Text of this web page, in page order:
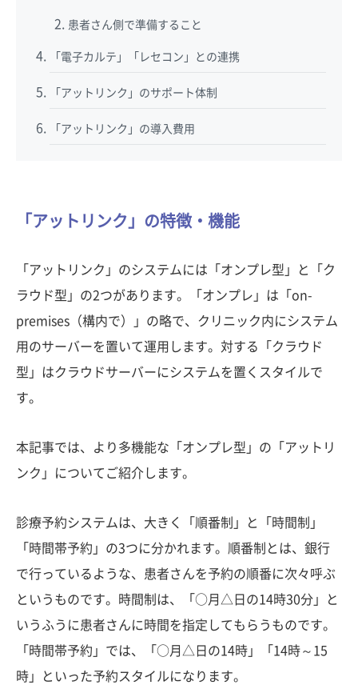
患者さん側で準備すること
「電子カルテ」「レセコン」との連携
「アットリンク」のサポート体制
「アットリンク」の導入費用
「アットリンク」の特徴・機能
「アットリンク」のシステムには「オンプレ型」と「ク
ラウド型」の2つがあります。「オンプレ」は「on-
premises（構内で）」の略で、クリニック内にシステム
用のサーバーを置いて運用します。対する「クラウド
型」はクラウドサーバーにシステムを置くスタイルで
す。
本記事では、より多機能な「オンプレ型」の「アットリ
ンク」についてご紹介します。
診療予約システムは、大きく「順番制」と「時間制」
「時間帯予約」の3つに分かれます。順番制とは、銀行
で行っているような、患者さんを予約の順番に次々呼ぶ
というものです。時間制は、「○月△日の14時30分」と
いうふうに患者さんに時間を指定してもらうものです。
「時間帯予約」では、「○月△日の14時」「14時～15
時」といった予約スタイルになります。